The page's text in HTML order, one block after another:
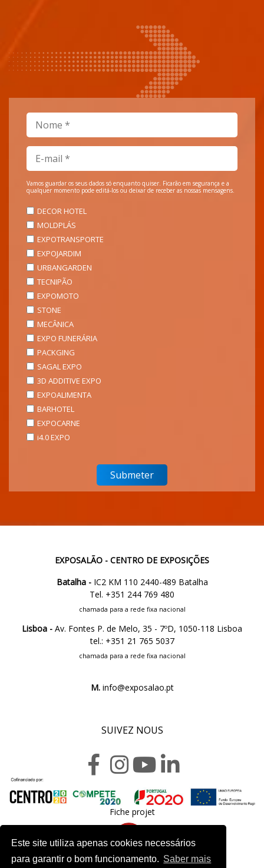
Este site utiliza apenas cookies necessários
para garantir o bom funcionamento. Saber mais
Vamos guardar os seus dados só enquanto quiser. Ficarão em segurança e a
qualquer momento pode editá-los ou deixar de receber as nossas mensagens.
DECOR HOTEL
MOLDPLÁS
EXPOTRANSPORTE
EXPOJARDIM
URBANGARDEN
TECNIPÃO
EXPOMOTO
STONE
MECÂNICA
EXPO FUNERÁRIA
PACKGING
SAGAL EXPO
3D ADDITIVE EXPO
EXPOALIMENTA
BARHOTEL
EXPOCARNE
i4.0 EXPO
EXPOSALÃO - CENTRO DE EXPOSIÇÕES
Batalha -IC2 KM 110 2440-489 Batalha
Tel. +351 244 769 480
chamada para a rede fixa nacional
Lisboa - Av. Fontes P. de Melo, 35 - 7ºD, 1050-118 Lisboa
tel.: +351 21 765 5037
chamada para a rede fixa nacional
M.info@exposalao.pt
SUIVEZ NOUS
Fiche projet